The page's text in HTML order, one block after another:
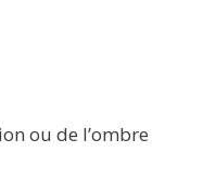
ou de l’ombre